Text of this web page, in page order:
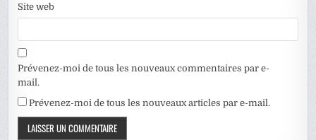
Site web
Prévenez-moi de tous les nouveaux commentaires par e-
mail.
Prévenez-moi de tous les nouveaux articles par e-mail.